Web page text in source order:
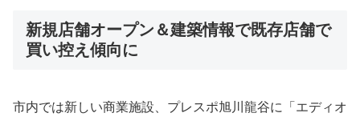
新規店舗オープン＆建築情報で既存店舗で
買い控え傾向に
市内では新しい商業施設、プレスポ旭川龍谷に「エディオ